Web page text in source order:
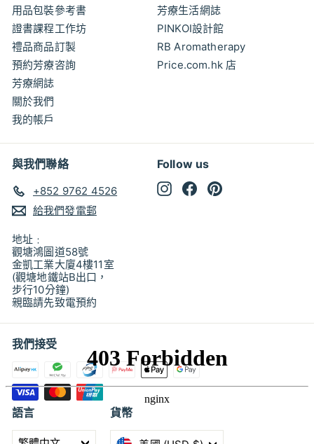
用品包裝參考書
證書課程工作坊
禮品商品訂製
預約芳療咨詢
芳療網誌
關於我們
我的帳戶
芳療生活網誌
PINKOI設計館
RB Aromatherapy
Price.com.hk 店
與我們聯絡
+852 9762 4526
給我們發電郵
地址﹕
觀塘鴻圖道58號
金凱工業大廈4樓11室
(觀塘地鐵站B出口，
步行10分鐘)
親臨請先致電預約
Follow us
InstagramFacebook
我們接受
語言 貨幣